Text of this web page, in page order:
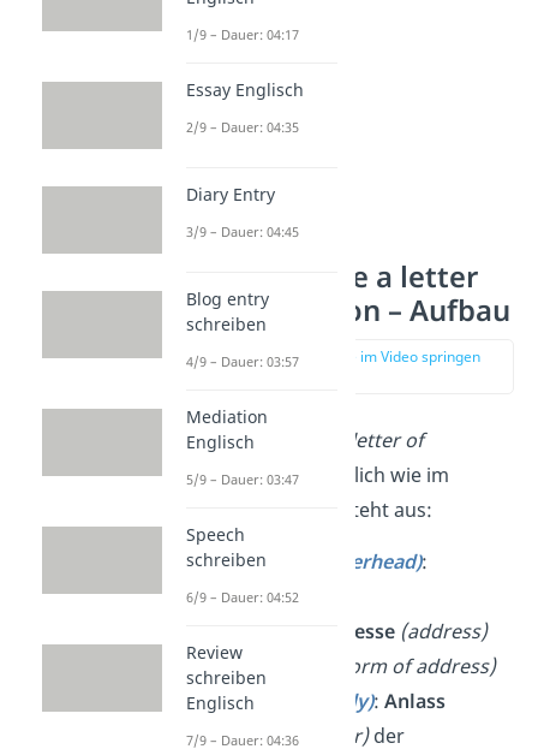
How to write a letter
of application – Aufbau
zur Stelle im Video springen
DerAufbau
letter of
applicationist ähnlich wie im
Deutschen. Er besteht aus:
Briefkopf
(letterhead):
Absender-
Empfängeradresse (address)
und
(form of address)
Hauptteil
(body):Anlass
(subject matter)der
1/9 – Dauer: 04:17
Essay Englisch
2/9 – Dauer: 04:35
Diary Entry
3/9 – Dauer: 04:45
Blog entry
schreiben
4/9 – Dauer: 03:57
Mediation
Englisch
5/9 – Dauer: 03:47
Speech
schreiben
6/9 – Dauer: 04:52
Review
schreiben
Englisch
7/9 – Dauer: 04:36